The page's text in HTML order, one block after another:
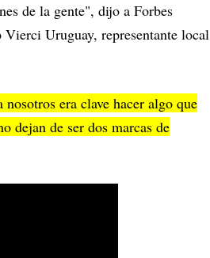
de la gente", dijo a Forbes
Uruguay, representante local
era clave hacer algo que
dejan de ser dos marcas de